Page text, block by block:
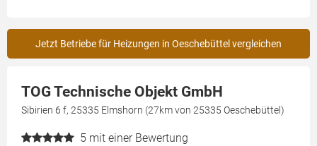
Jetzt Betriebe für Heizungen in Oeschebüttel vergleichen
TOG Technische Objekt GmbH
Sibirien 6 f, 25335 Elmshorn (27km von 25335 Oeschebüttel)
5 mit einer Bewertung